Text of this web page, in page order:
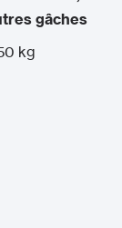
gâches
kg